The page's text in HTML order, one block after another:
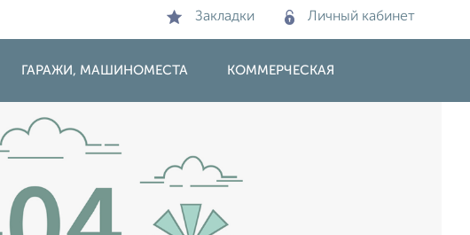
Закладки Личный кабинет
ГАРАЖИ, МАШИНОМЕСТА КОММЕРЧЕСКАЯ